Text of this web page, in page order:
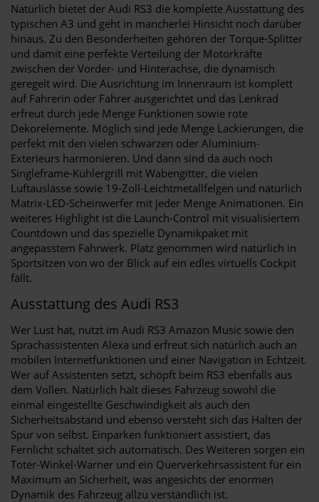
Natürlich bietet der Audi RS3 die komplette Ausstattung des
typischen A3 und geht in mancherlei Hinsicht noch darüber
hinaus. Zu den Besonderheiten gehören der Torque-Splitter
und damit eine perfekte Verteilung der Motorkräfte
zwischen der Vorder- und Hinterachse, die dynamisch
geregelt wird. Die Ausrichtung im Innenraum ist komplett
auf Fahrerin oder Fahrer ausgerichtet und das Lenkrad
erfreut durch jede Menge Funktionen sowie rote
Dekorelemente. Möglich sind jede Menge Lackierungen, die
perfekt mit den vielen schwarzen oder Aluminium-
Exterieurs harmonieren. Und dann sind da auch noch
Singleframe-Kühlergrill mit Wabengitter, die vielen
Luftauslässe sowie 19-Zoll-Leichtmetallfelgen und natürlich
Matrix-LED-Scheinwerfer mit jeder Menge Animationen. Ein
weiteres Highlight ist die Launch-Control mit visualisiertem
Countdown und das spezielle Dynamikpaket mit
angepasstem Fahrwerk. Platz genommen wird natürlich in
Sportsitzen von wo der Blick auf ein edles virtuells Cockpit
fällt.
Ausstattung des Audi RS3
Wer Lust hat, nutzt im Audi RS3 Amazon Music sowie den
Sprachassistenten Alexa und erfreut sich natürlich auch an
mobilen Internetfunktionen und einer Navigation in Echtzeit.
Wer auf Assistenten setzt, schöpft beim RS3 ebenfalls aus
dem Vollen. Natürlich hält dieses Fahrzeug sowohl die
einmal eingestellte Geschwindigkeit als auch den
Sicherheitsabstand und ebenso versteht sich das Halten der
Spur von selbst. Einparken funktioniert assistiert, das
Fernlicht schaltet sich automatisch. Des Weiteren sorgen ein
Toter-Winkel-Warner und ein Querverkehrsassistent für ein
Maximum an Sicherheit, was angesichts der enormen
Dynamik des Fahrzeug allzu verständlich ist.